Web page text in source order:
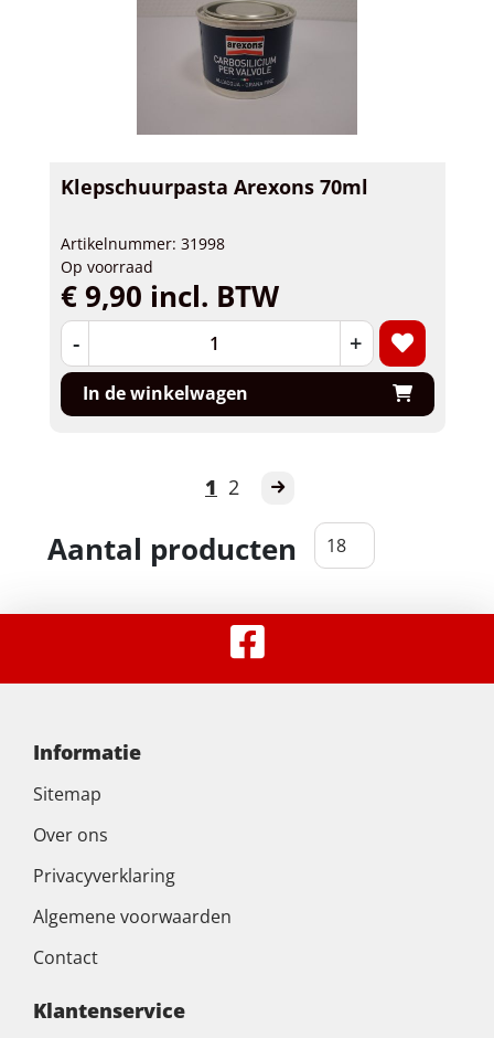
Klepschuurpasta Arexons 70ml
Artikelnummer: 31998
Op voorraad
€ 9,90 incl. BTW
- +
In de winkelwagen
1 2
Aantal producten
Informatie
Sitemap
Over ons
Privacyverklaring
Algemene voorwaarden
Contact
Klantenservice